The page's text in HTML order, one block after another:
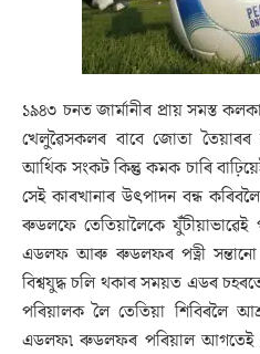
১৯৪৩ চনত জাৰ্মানীৰ প্ৰায় সমস্ত
খেলুৱৈসকলৰ বাবে জোতা তৈয়াৰৰ
আৰ্থিক সংকট কিন্তু কমক চাৰি
সেই কাৰখানাৰ উৎপাদন বন্ধ
ৰুডলফে তেতিয়ালৈকে
এডলফ আৰু ৰুডলফৰ পত্নী সন্তানো
বিশ্বযুদ্ধ চলি থকাৰ সময়ত এডৰ
পৰিয়ালক লৈ তেতিয়া শিবিৰলৈ
এডলফ৷ ৰুডলফৰ পৰিয়াল আগতেই